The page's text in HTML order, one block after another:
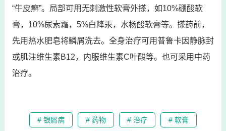
“牛皮癣”。局部可用无刺激性软膏外搽，如10%硼酸软
膏，10%尿素霜，5%白降汞，水杨酸软膏等。搽药前，
先用热水肥皂将鳞屑洗去。全身治疗可用普鲁卡因静脉封
或肌注维生素B12，内服维生素C叶酸等。也可采用中药
治疗。
# 银屑病 # 药物 # 治疗 # 软膏